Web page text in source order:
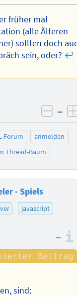
früher mal
(alle Älteren
sollten doch
sein, oder? ↩︎
–
Forum
anmelden
Thread-Baum
- Spiels
javascript
–
sind: